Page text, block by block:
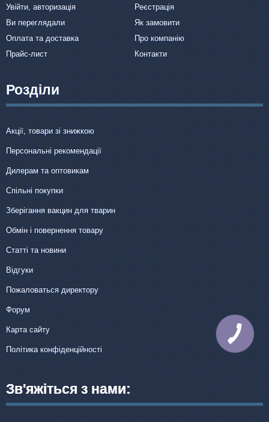
Увійти, авторизація
Реєстрація
Ви переглядали
Як замовити
Оплата та доставка
Про компанію
Прайс-лист
Контакти
Розділи
Акції, товари зі знижкою
Персональні рекомендації
Дилерам та оптовикам
Спільні покупки
Зберігання вакцин для тварин
Обмін і повернення товару
Статті та новини
Відгуки
Пожаловаться директору
Форум
Карта сайту
Політика конфіденційності
Зв'яжіться з нами:
КНОПКА
ЗВ'ЯЗКУ